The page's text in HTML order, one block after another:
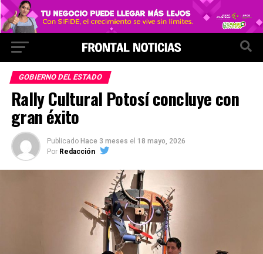
GOBIERNO DEL ESTADO
Rally Cultural Potosí concluye con
gran éxito
Publicado Hace 3 meses el 18 mayo, 2026
Por Redacción